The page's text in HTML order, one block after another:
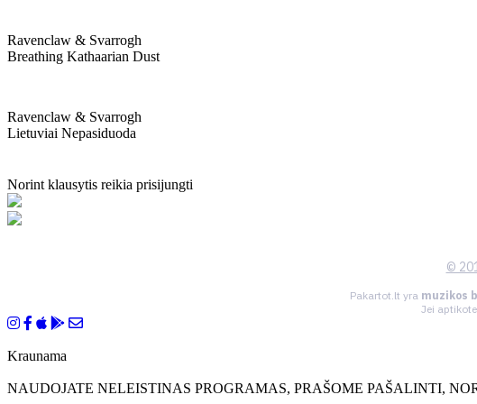
Ravenclaw & Svarrogh
Breathing Kathaarian Dust
Ravenclaw & Svarrogh
Lietuviai Nepasiduoda
Norint klausytis reikia prisijungti
©
Pakartot.lt yra muzikos
Jei
Kraunama
NAUDOJATE NELEISTINAS PROGRAMAS, PRAŠOME PAŠALINTI,